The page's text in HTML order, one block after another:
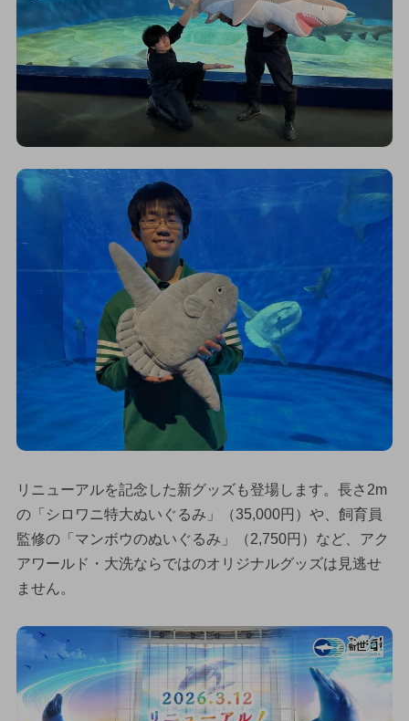
リニューアルを記念した新グッズも登場します。長さ2m
の「シロワニ特大ぬいぐるみ」（35,000円）や、飼育員
監修の「マンボウのぬいぐるみ」（2,750円）など、アク
アワールド・大洗ならではのオリジナルグッズは見逃せ
ません。